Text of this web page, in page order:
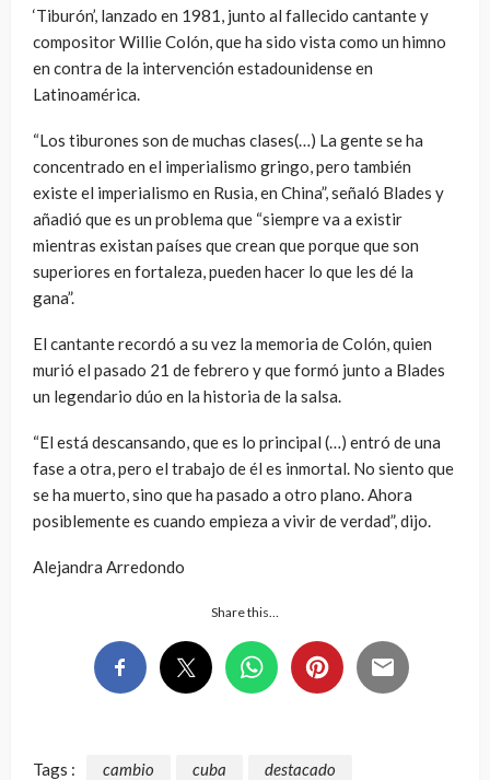
‘Tiburón’, lanzado en 1981, junto al fallecido cantante y
compositor Willie Colón, que ha sido vista como un himno
en contra de la intervención estadounidense en
Latinoamérica.
“Los tiburones son de muchas clases(…) La gente se ha
concentrado en el imperialismo gringo, pero también
existe el imperialismo en Rusia, en China”, señaló Blades y
añadió que es un problema que “siempre va a existir
mientras existan países que crean que porque que son
superiores en fortaleza, pueden hacer lo que les dé la
gana”.
El cantante recordó a su vez la memoria de Colón, quien
murió el pasado 21 de febrero y que formó junto a Blades
un legendario dúo en la historia de la salsa.
“El está descansando, que es lo principal (…) entró de una
fase a otra, pero el trabajo de él es inmortal. No siento que
se ha muerto, sino que ha pasado a otro plano. Ahora
posiblemente es cuando empieza a vivir de verdad”, dijo.
Alejandra Arredondo
Share this…
Tags : cambio cuba
destacado